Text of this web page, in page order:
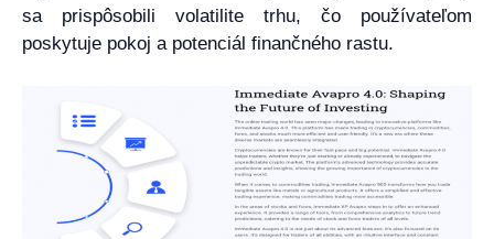
sa prispôsobili volatilite trhu, čo používateľom
poskytuje pokoj a potenciál finančného rastu.